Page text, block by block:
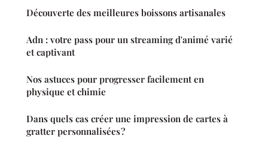
Découverte des meilleures boissons artisanales
Adn : votre pass pour un streaming d'animé varié
et captivant
Nos astuces pour progresser facilement en
physique et chimie
Dans quels cas créer une impression de cartes à
gratter personnalisées ?